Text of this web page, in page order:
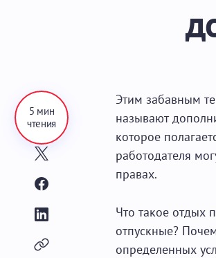
5 мин
чтения
Этим забавным
называют
которое
работодателя
правах.
Что такое отдых
отпускные?
определенных